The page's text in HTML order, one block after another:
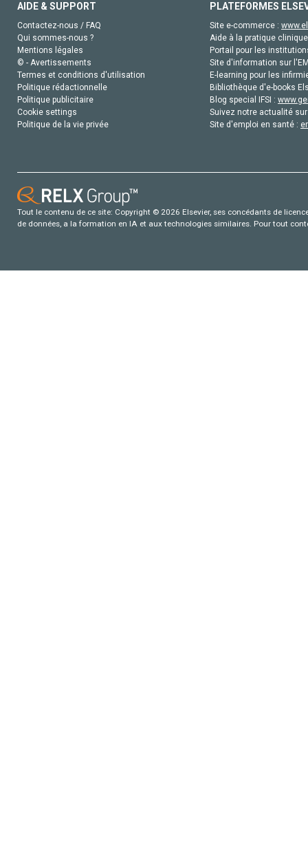
AIDE & SUPPORT
Contactez-nous / FAQ
Qui sommes-nous ?
Mentions légales
© - Avertissements
Termes et conditions d'utilisation
Politique rédactionnelle
Politique publicitaire
Cookie settings
Politique de la vie privée
PLATEFORMES
Site e-commerce :
Aide à la pratique
Portail pour les
Site d'information sur
E-learning pour les
Bibliothèque d'e-books
Blog special IFSI :
Suivez notre actualité
Site d'emploi en santé :
Tout le contenu de ce site: Copyright © 2026 Elsevier, ses concédants de
de données, a la formation en IA et aux technologies similaires. Pour tout